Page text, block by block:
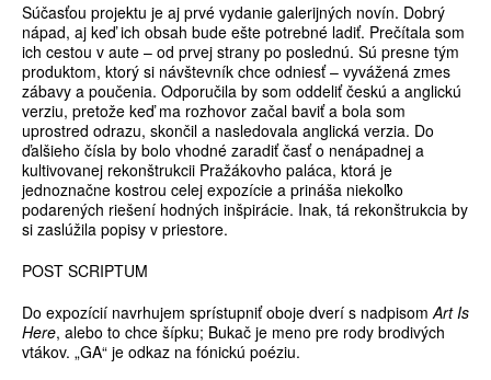
Súčasťou projektu je aj prvé vydanie galerijných novín. Dobrý
nápad, aj keď ich obsah bude ešte potrebné ladiť. Prečítala som
ich cestou v aute – od prvej strany po poslednú. Sú presne tým
produktom, ktorý si návštevník chce odniesť – vyvážená zmes
zábavy a poučenia. Odporučila by som oddeliť českú a anglickú
verziu, pretože keď ma rozhovor začal baviť a bola som
uprostred odrazu, skončil a nasledovala anglická verzia. Do
ďalšieho čísla by bolo vhodné zaradiť časť o nenápadnej a
kultivovanej rekonštrukcii Pražákovho paláca, ktorá je
jednoznačne kostrou celej expozície a prináša niekoľko
podarených riešení hodných inšpirácie. Inak, tá rekonštrukcia by
si zaslúžila popisy v priestore.
POST SCRIPTUM
Do expozícií navrhujem sprístupniť oboje dverí s nadpisomArt Is
Here, alebo to chce šípku; Bukač je meno pre rody brodivých
vtákov. „GA“ je odkaz na fónickú poéziu.